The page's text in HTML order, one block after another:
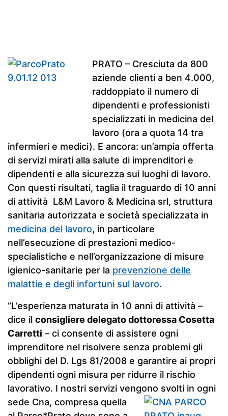
PRATO – Cresciuta da 800
aziende clienti a ben 4.000,
raddoppiato il numero di
dipendenti e professionisti
specializzati in medicina del
lavoro (ora a quota 14 tra
infermieri e medici). E ancora: un’ampia offerta
di servizi mirati alla salute di imprenditori e
dipendenti e alla sicurezza sui luoghi di lavoro.
Con questi risultati, taglia il traguardo di 10 anni
di attività L&M Lavoro & Medicina srl, struttura
sanitaria autorizzata e società specializzata in
medicina del lavoro, in particolare
nell’esecuzione di prestazioni medico-
specialistiche e nell’organizzazione di misure
igienico-sanitarie per la prevenzione delle
malattie e degli infortuni sul lavoro.
“L’esperienza maturata in 10 anni di attività –
dice il consigliere delegato dottoressa Cosetta
Carretti – ci consente di assistere ogni
imprenditore nel risolvere senza problemi gli
obblighi del D. Lgs 81/2008 e garantire ai propri
dipendenti ogni misura per ridurre il rischio
lavorativo. I nostri servizi vengono svolti in ogni
sede Cna, compresa quella